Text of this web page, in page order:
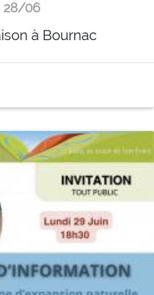
28/06
à Bournac